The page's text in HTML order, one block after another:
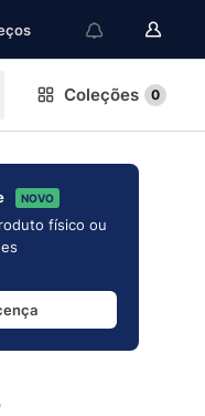
Coleções 0
NOVO
físico ou